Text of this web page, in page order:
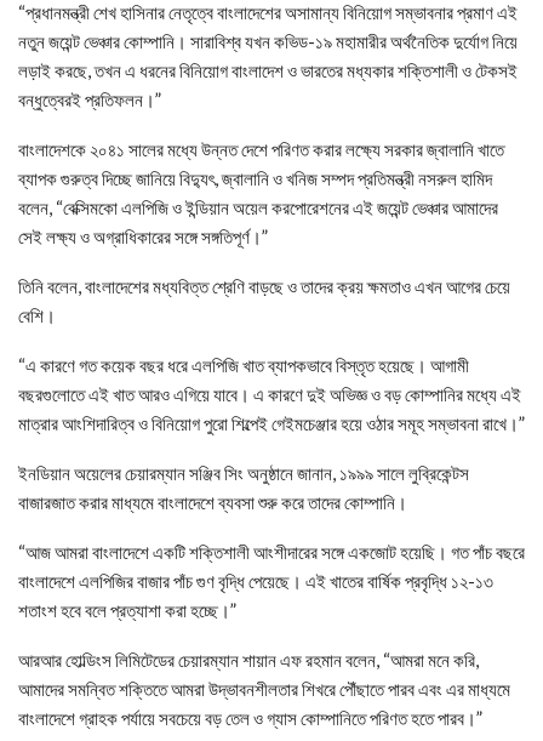
“প্রধানমন্ত্রী শেখ হাসিনার নেতৃত্বে বাংলাদেশের অসামান্য বিনিয়োগ সম্ভাবনার প্রমাণ এই
নতুন জয়েন্ট ভেঞ্চার কোম্পানি। সারাবিশ্ব যখন কভিড-১৯ মহামারীর অর্থনৈতিক দুর্যোগ নিয়ে
লড়াই করছে, তখন এ ধরনের বিনিয়োগ বাংলাদেশ ও ভারতের মধ্যকার শক্তিশালী ও টেকসই
বন্ধুত্বেরই প্রতিফলন।”
বাংলাদেশকে ২০৪১ সালের মধ্যে উন্নত দেশে পরিণত করার লক্ষ্যে সরকার জ্বালানি খাতে
ব্যাপক গুরুত্ব দিচ্ছে জানিয়ে বিদ্যুৎ, জ্বালানি ও খনিজ সম্পদ প্রতিমন্ত্রী নসরুল হামিদ
বলেন, “বেক্সিমকো এলপিজি ও ইন্ডিয়ান অয়েল করপোরেশনের এই জয়েন্ট ভেঞ্চার আমাদের
সেই লক্ষ্য ও অগ্রাধিকারের সঙ্গে সঙ্গতিপূর্ণ।”
তিনি বলেন, বাংলাদেশের মধ্যবিত্ত শ্রেণি বাড়ছে ও তাদের ক্রয় ক্ষমতাও এখন আগের চেয়ে
বেশি।
“এ কারণে গত কয়েক বছর ধরে এলপিজি খাত ব্যাপকভাবে বিস্তৃত হয়েছে। আগামী
বছরগুলোতে এই খাত আরও এগিয়ে যাবে। এ কারণে দুই অভিজ্ঞ ও বড় কোম্পানির মধ্যে এই
মাত্রার আংশিদারিত্ব ও বিনিয়োগ পুরো শিল্পেই গেইমচেঞ্জার হয়ে ওঠার সমূহ সম্ভাবনা রাখে।”
ইনডিয়ান অয়েলের চেয়ারম্যান সঞ্জিব সিং অনুষ্ঠানে জানান, ১৯৯৯ সালে লুব্রিকেন্টস
বাজারজাত করার মাধ্যমে বাংলাদেশে ব্যবসা শুরু করে তাদের কোম্পানি।
“আজ আমরা বাংলাদেশে একটি শক্তিশালী আংশীদারের সঙ্গে একজোট হয়েছি। গত পাঁচ বছরে
বাংলাদেশে এলপিজির বাজার পাঁচ গুণ বৃদ্ধি পেয়েছে। এই খাতের বার্ষিক প্রবৃদ্ধি ১২-১৩
শতাংশ হবে বলে প্রত্যাশা করা হচ্ছে।”
আরআর হোল্ডিংস লিমিটেডের চেয়ারম্যান শায়ান এফ রহমান বলেন, “আমরা মনে করি,
আমাদের সমন্বিত শক্তিতে আমরা উদ্ভাবনশীলতার শিখরে পৌঁছাতে পারব এবং এর মাধ্যমে
বাংলাদেশে গ্রাহক পর্যায়ে সবচেয়ে বড় তেল ও গ্যাস কোম্পানিতে পরিণত হতে পারব।”